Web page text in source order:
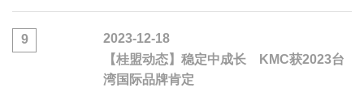
9
2023-12-18
【桂盟动态】稳定中成长 KMC获2023台
湾国际品牌肯定